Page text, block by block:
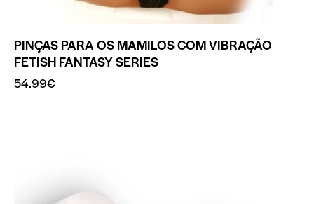
PINÇAS PARA OS MAMILOS COM VIBRAÇÃO
FETISH FANTASY SERIES
54.99€